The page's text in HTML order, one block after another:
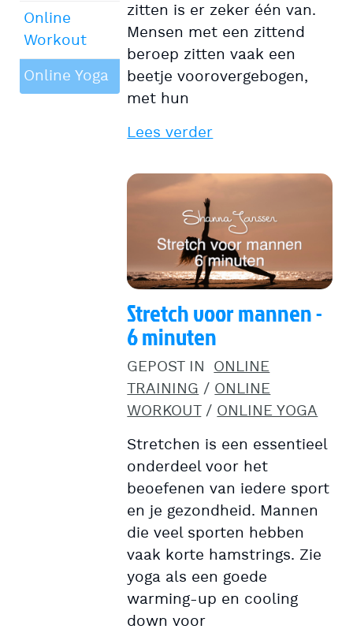
Online
Workout
Online Yoga
zitten is er zeker één van.
Mensen met een zittend
beroep zitten vaak een
beetje voorovergebogen,
met hun
Lees verder
Stretch voor mannen -
6 minuten
GEPOST IN ONLINE
TRAINING / ONLINE
WORKOUT/ ONLINE YOGA
Stretchen is een essentieel
onderdeel voor het
beoefenen van iedere sport
en je gezondheid. Mannen
die veel sporten hebben
vaak korte hamstrings. Zie
yoga als een goede
warming-up en cooling
down voor